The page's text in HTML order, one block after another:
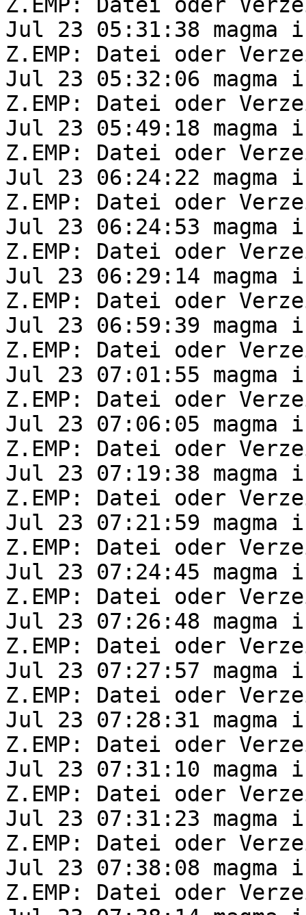
Z.EMP: Datei oder
Jul 23 05:31:38
Z.EMP: Datei oder
Jul 23 05:32:06
Z.EMP: Datei oder
Jul 23 05:49:18
Z.EMP: Datei oder
Jul 23 06:24:22
Z.EMP: Datei oder
Jul 23 06:24:53
Z.EMP: Datei oder
Jul 23 06:29:14
Z.EMP: Datei oder
Jul 23 06:59:39
Z.EMP: Datei oder
Jul 23 07:01:55
Z.EMP: Datei oder
Jul 23 07:06:05
Z.EMP: Datei oder
Jul 23 07:19:38
Z.EMP: Datei oder
Jul 23 07:21:59
Z.EMP: Datei oder
Jul 23 07:24:45
Z.EMP: Datei oder
Jul 23 07:26:48
Z.EMP: Datei oder
Jul 23 07:27:57
Z.EMP: Datei oder
Jul 23 07:28:31
Z.EMP: Datei oder
Jul 23 07:31:10
Z.EMP: Datei oder
Jul 23 07:31:23
Z.EMP: Datei oder
Jul 23 07:38:08
Z.EMP: Datei oder